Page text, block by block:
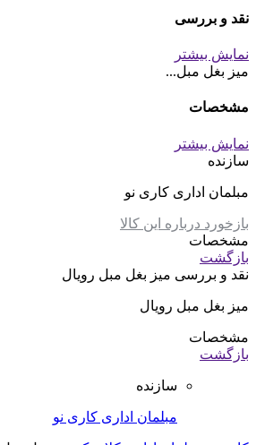
نقد و بررسی
نمایش بیشتر
میز بغل مبل...
مشخصات
نمایش بیشتر
سازنده
مبلمان اداری کاری نو
بازخورد درباره این کالا
مشخصات
بازگشت
نقد و بررسی میز بغل مبل رویال
میز بغل مبل رویال
مشخصات
بازگشت
سازنده
مبلمان اداری کاری نو